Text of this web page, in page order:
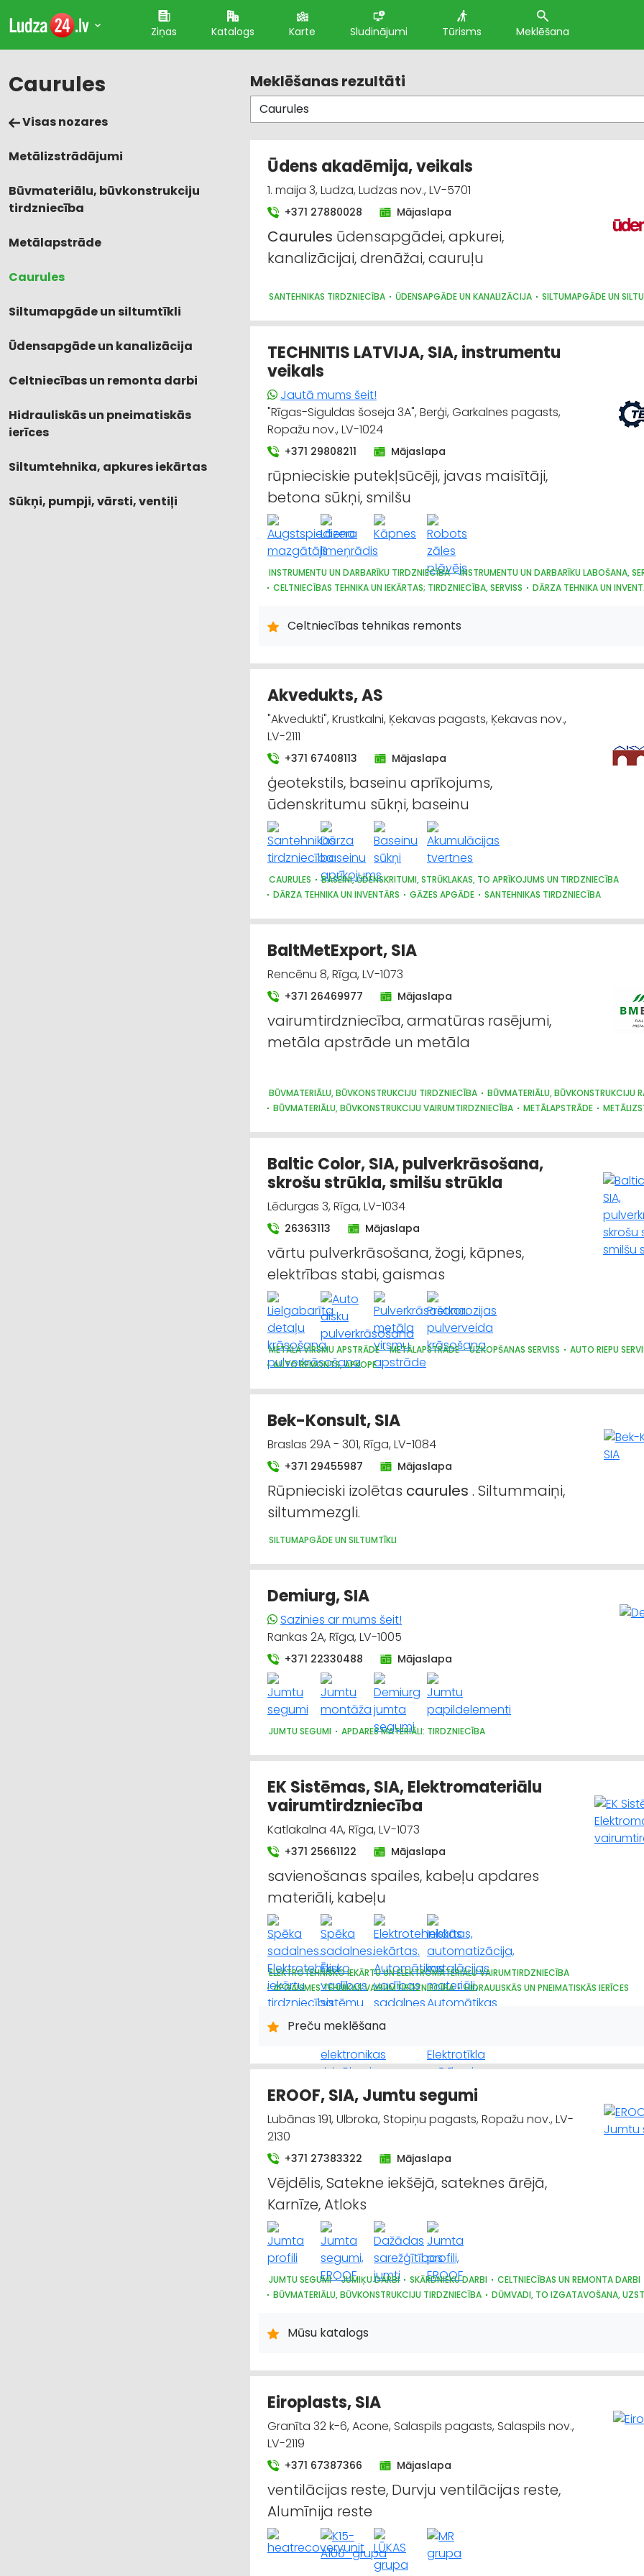
Ziņas Katalogs Karte Sludinājumi Tūrisms Meklēšana
Caurules
Visas nozares
Metālizstrādājumi
Būvmateriālu, būvkonstrukciju
tirdzniecība
Metālapstrāde
Caurules
Siltumapgāde un siltumtīkli
Ūdensapgāde un kanalizācija
Celtniecības un remonta darbi
Hidrauliskās un pneimatiskās
ierīces
Siltumtehnika, apkures iekārtas
Sūkņi, pumpji, vārsti, ventiļi
Meklēšanas rezultāti
Ūdens akadēmija, veikals
1. maija 3, Ludza, Ludzas nov., LV-5701
+371 27880028 Mājaslapa
Caurules ūdensapgādei, apkurei,
kanalizācijai, drenāžai, cauruļu
SANTEHNIKAS TIRDZNIECĪBA ŪDENSAPGĀDE UN KANALIZĀCIJA SILTUMAPGĀDE UN
TECHNITIS LATVIJA, SIA, instrumentu
veikals
Jautā mums šeit!
"Rīgas-Siguldas šoseja 3A", Berģi, Garkalnes pagasts,
Ropažu nov., LV-1024
+371 29808211 Mājaslapa
rūpnieciskie putekļsūcēji, javas maisītāji,
betona sūkņi, smilšu
INSTRUMENTU UN DARBARĪKU TIRDZNIECĪBA
INSTRUMENTU UN DARBARĪKU LABOŠANA,
CELTNIECĪBAS TEHNIKA UN IEKĀRTAS; TIRDZNIECĪBA, SERVISS
DĀRZA TEHNIKA UN
METĀLAPSTRĀDES IEKĀRTAS UN INSTRUMENTI
UZKOPŠANAS LĪDZEKĻI UN TEHNIKA, PROFESIONĀLĀ
Celtniecības tehnikas remonts
Akvedukts, AS
"Akvedukti", Krustkalni, Ķekavas pagasts, Ķekavas nov.,
LV-2111
+371 67408113 Mājaslapa
ģeotekstils, baseinu aprīkojums,
ūdenskritumu sūkņi, baseinu
CAURULES
BASEINI, ŪDENSKRITUMI, STRŪKLAKAS, TO APRĪKOJUMS UN TIRDZNIECĪBA
DĀRZA TEHNIKA UN INVENTĀRS
GĀZES APGĀDE
SANTEHNIKAS TIRDZNIECĪBA
SŪKŅI, PUMPJI, VĀRSTI, VENTIĻI
ŪDENSAPGĀDE UN KANALIZĀCIJA
BaltMetExport, SIA
Rencēnu 8, Rīga, LV-1073
+371 26469977 Mājaslapa
vairumtirdzniecība, armatūras rasējumi,
metāla apstrāde un metāla
BŪVMATERIĀLU, BŪVKONSTRUKCIJU TIRDZNIECĪBA
BŪVMATERIĀLU, BŪVKONSTRUKCIJU
BŪVMATERIĀLU, BŪVKONSTRUKCIJU VAIRUMTIRDZNIECĪBA
METĀLAPSTRĀDE
Baltic Color, SIA, pulverkrāsošana,
skrošu strūkla, smilšu strūkla
Lēdurgas 3, Rīga, LV-1034
26363113 Mājaslapa
vārtu pulverkrāsošana, žogi, kāpnes,
elektrības stabi, gaismas
METĀLA VIRSMU APSTRĀDE METĀLAPSTRĀDE UZKOPŠANAS SERVISS
AUTO RIEPU
AUTO REMONTS, APKOPE
Bek-Konsult, SIA
Braslas 29A - 301, Rīga, LV-1084
+371 29455987 Mājaslapa
Rūpnieciski izolētas caurules . Siltummaiņi,
siltummezgli.
SILTUMAPGĀDE UN SILTUMTĪKLI
Demiurg, SIA
Sazinies ar mums šeit!
Rankas 2A, Rīga, LV-1005
+371 22330488 Mājaslapa
JUMTU SEGUMI APDARES MATERIĀLI: TIRDZNIECĪBA
EK Sistēmas, SIA, Elektromateriālu
vairumtirdzniecība
Katlakalna 4A, Rīga, LV-1073
+371 25661122 Mājaslapa
savienošanas spailes, kabeļu apdares
materiāli, kabeļu
ELEKTROTEHNISKO IEKĀRTU UN ELEKTROMATERIĀLU VAIRUMTIRDZNIECĪBA
APGAISMES TEHNIKAS VAIRUMTIRDZNIECĪBA
HIDRAULISKĀS UN PNEIMATISKĀS IERĪCES
ELEKTROTEHNISKO IEKĀRTU UN ELEKTROMATERIĀLU TIRDZNIECĪBA
Preču meklēšana
EROOF, SIA, Jumtu segumi
Lubānas 191, Ulbroka, Stopiņu pagasts, Ropažu nov., LV-
2130
+371 27383322 Mājaslapa
Vējdēlis, Satekne iekšējā, sateknes ārējā,
Karnīze, Atloks
JUMTU SEGUMI JUMIĶU DARBI SKĀRDNIEKU DARBI
CELTNIECĪBAS UN REMONTA DARBI
BŪVMATERIĀLU, BŪVKONSTRUKCIJU TIRDZNIECĪBA
DŪMVADI, TO IZGATAVOŠANA,
Mūsu katalogs
Eiroplasts, SIA
Granīta 32 k-6, Acone, Salaspils pagasts, Salaspils nov.,
LV-2119
+371 67387366 Mājaslapa
ventilācijas reste, Durvju ventilācijas reste,
Alumīnija reste